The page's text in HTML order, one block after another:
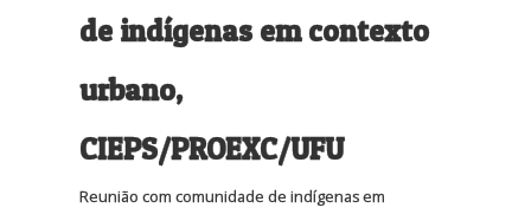
de indígenas em contexto
urbano,
CIEPS/PROEXC/UFU
Reunião com comunidade de indígenas em